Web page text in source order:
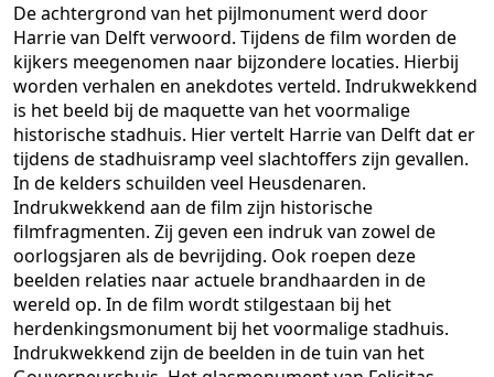
De achtergrond van het pijlmonument werd door
Harrie van Delft verwoord. Tijdens de film worden de
kijkers meegenomen naar bijzondere locaties. Hierbij
worden verhalen en anekdotes verteld. Indrukwekkend
is het beeld bij de maquette van het voormalige
historische stadhuis. Hier vertelt Harrie van Delft dat er
tijdens de stadhuisramp veel slachtoffers zijn gevallen.
In de kelders schuilden veel Heusdenaren.
Indrukwekkend aan de film zijn historische
filmfragmenten. Zij geven een indruk van zowel de
oorlogsjaren als de bevrijding. Ook roepen deze
beelden relaties naar actuele brandhaarden in de
wereld op. In de film wordt stilgestaan bij het
herdenkingsmonument bij het voormalige stadhuis.
Indrukwekkend zijn de beelden in de tuin van het